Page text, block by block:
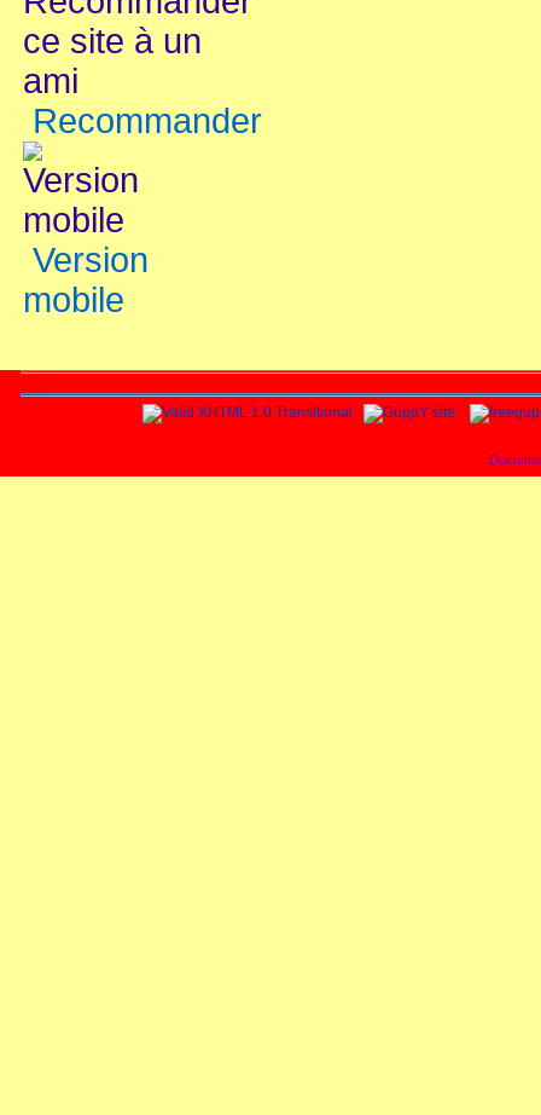
Recommander
Version
mobile